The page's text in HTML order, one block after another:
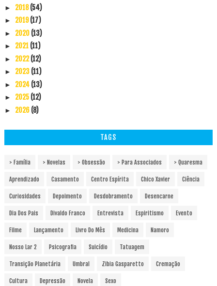
► 2018(54)
► 2019(17)
► 2020 (13)
► 2021 (11)
► 2022(12)
► 2023 (11)
► 2024 (13)
► 2025 (12)
► 2026 (8)
TAGS
> Família > Novelas > Obsessão > Para Associados > Quaresma
Aprendizado Casamento Centro Espírita Chico Xavier Ciência
Curiosidades Depoimento Desdobramento Desencarne
Dia Dos Pais Divaldo Franco Entrevista Espiritismo Evento
Filme Lançamento Livro Do Mês Medicina Namoro
Nosso Lar 2 Psicografia Suicídio Tatuagem
Transição Planetária Umbral Zibia Gasparetto Cremação
Cultura Depressão Novela Sexo